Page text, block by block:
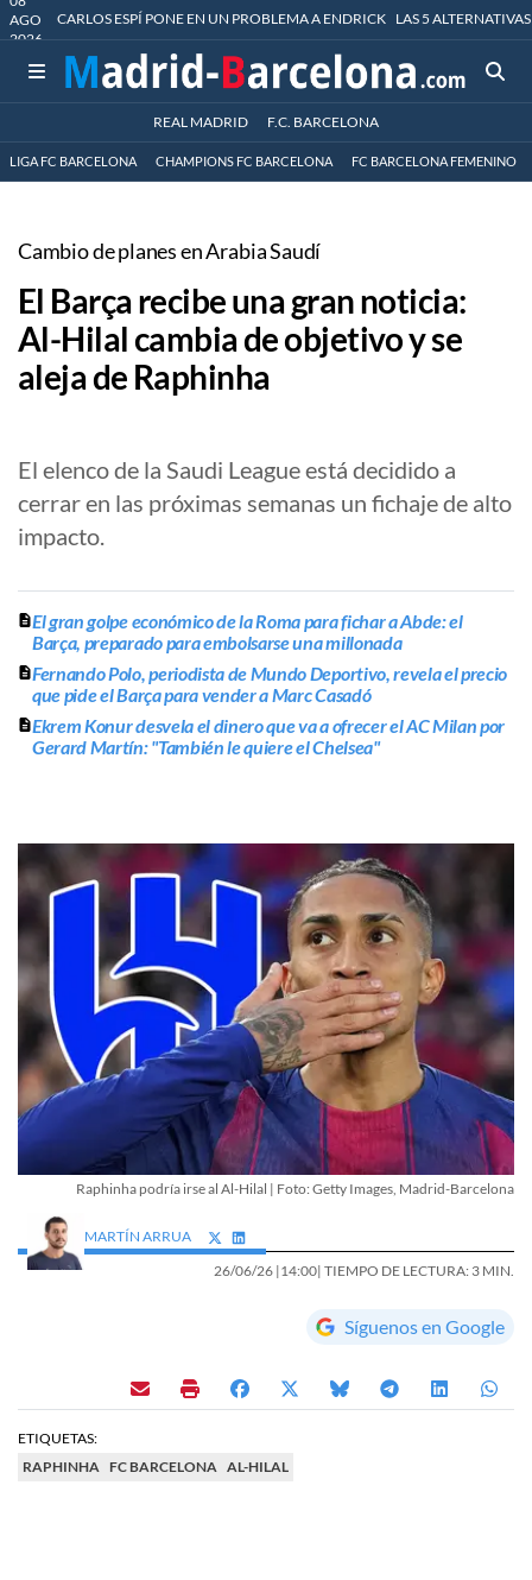
AGO
2026
CARLOS ESPÍ PONE EN UN PROBLEMA A ENDRICK LAS 5
REAL MADRID F.C. BARCELONA
LIGA FC BARCELONA CHAMPIONS FC BARCELONA FC BARCELONA FEMENINO
Cambio de planes en Arabia Saudí
El Barça recibe una gran noticia:
Al-Hilal cambia de objetivo y se
aleja de Raphinha
El elenco de la Saudi League está decidido a
cerrar en las próximas semanas un fichaje de alto
impacto.
El gran golpe económico de la Roma para fichar a Abde: el
Barça, preparado para embolsarse una millonada
Fernando Polo, periodista de Mundo Deportivo, revela el precio
que pide el Barça para vender a Marc Casadó
Ekrem Konur desvela el dinero que va a ofrecer el AC Milan por
Gerard Martín: "También le quiere el Chelsea"
Raphinha podría irse al Al-Hilal | Foto: Getty Images, Madrid-Barcelona
MARTÍN ARRUA
26/06/26 |14:00| TIEMPO DE LECTURA: 3 MIN.
Síguenos en Google
ETIQUETAS:
RAPHINHA
FC BARCELONA AL-HILAL